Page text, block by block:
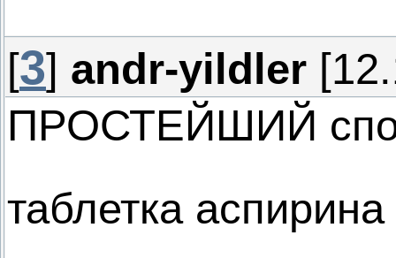
[3] andr-yildler
ПРОСТЕЙШИЙ
таблетка